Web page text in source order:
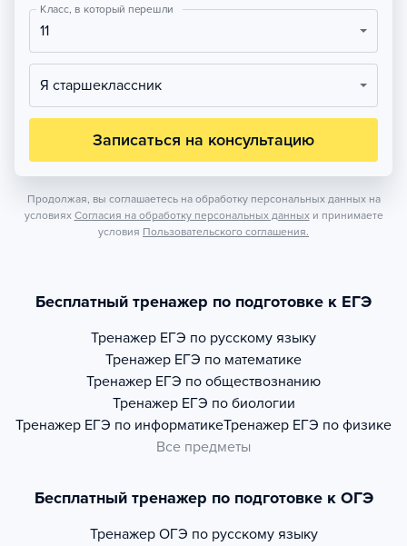
Класс, в который перешли
11
Я старшеклассник
Записаться на консультацию
Продолжая, вы соглашаетесь на обработку персональных данных на
условиях Согласия на обработку персональных данных и принимаете
условия Пользовательского соглашения.
Бесплатный тренажер по подготовке к ЕГЭ
Тренажер ЕГЭ по русскому языку
Тренажер ЕГЭ по математике
Тренажер ЕГЭ по обществознанию
Тренажер ЕГЭ по биологии
Тренажер ЕГЭ по информатикеТренажер ЕГЭ по физике
Все предметы
Бесплатный тренажер по подготовке к ОГЭ
Тренажер ОГЭ по русскому языку